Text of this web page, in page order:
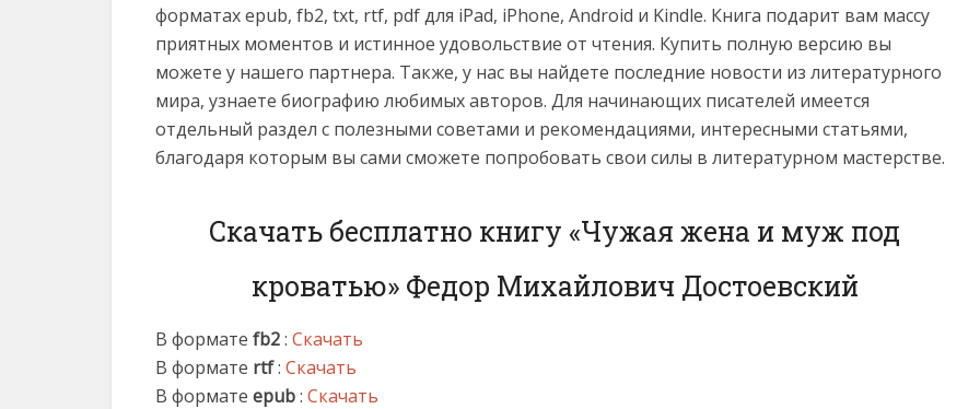
форматах epub, fb2, txt, rtf, pdf для iPad, iPhone, Android и Kindle. Книга подарит вам массу
приятных моментов и истинное удовольствие от чтения. Купить полную версию вы
можете у нашего партнера. Также, у нас вы найдете последние новости из литературного
мира, узнаете биографию любимых авторов. Для начинающих писателей имеется
отдельный раздел с полезными советами и рекомендациями, интересными статьями,
благодаря которым вы сами сможете попробовать свои силы в литературном мастерстве.
Скачать бесплатно книгу «Чужая жена и муж под
кроватью» Федор Михайлович Достоевский
В формате fb2: Скачать
В формате rtf: Скачать
В формате epub: Скачать